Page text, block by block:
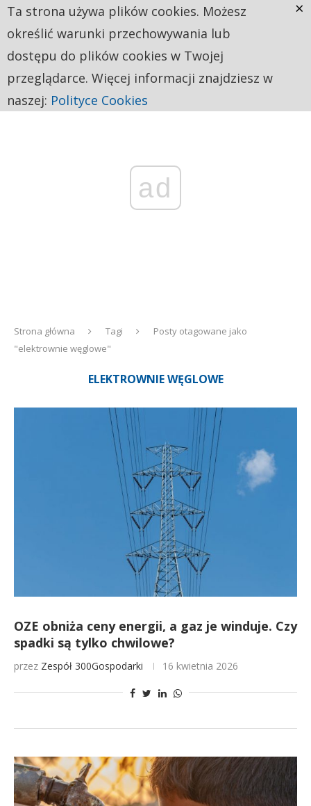
ad
Strona główna Tagi
Posty otagowane jako
"elektrownie węglowe"
ELEKTROWNIE WĘGLOWE
OZE obniża ceny energii, a gaz je winduje. Czy
spadki są tylko chwilowe?
przez Zespół 300Gospodarki 16 kwietnia 2026
Ta strona używa plików cookies. Możesz
określić warunki przechowywania lub
dostępu do plików cookies w Twojej
przeglądarce. Więcej informacji znajdziesz w
naszej: Polityce Cookies
×